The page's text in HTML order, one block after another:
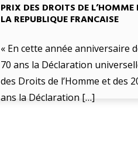
PRIX DES DROITS DE L’HOMME
LA REPUBLIQUE FRANCAISE
« En cette année anniversaire
70 ans la Déclaration
des Droits de l’Homme et des
ans la Déclaration […]